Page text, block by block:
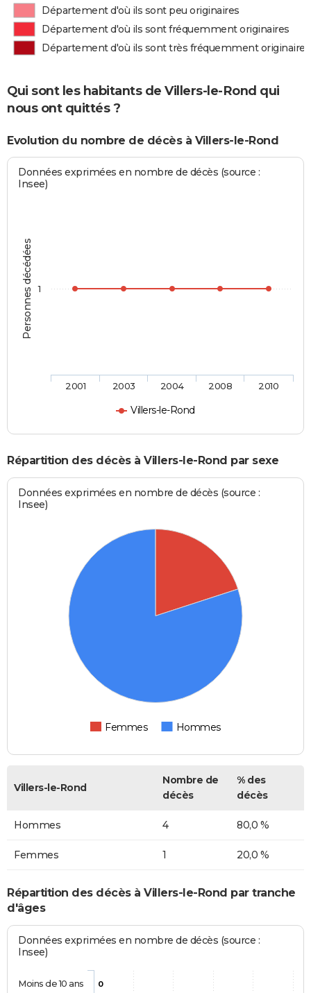
Département d'où ils sont peu originaires
Département d'où ils sont fréquemment originaires
Département d'où ils sont très fréquemment originaires
Qui sont les habitants de Villers-le-Rond qui
nous ont quittés ?
Evolution du nombre de décès à Villers-le-Rond
Personnes décédées
Données exprimées en nombre de décès (source :
Insee)
Villers-le-Rond
2001 2003 2004 2008 2010
1
Répartition des décès à Villers-le-Rond par sexe
Données exprimées en nombre de décès (source :
Insee)
Femmes Hommes
Villers-le-Rond
Nombre de
décès
% des
décès
Hommes 4 80,0 %
Femmes 1 20,0 %
Répartition des décès à Villers-le-Rond par tranche
d'âges
Données exprimées en nombre de décès (source :
Insee)
0
Moins de 10 ans